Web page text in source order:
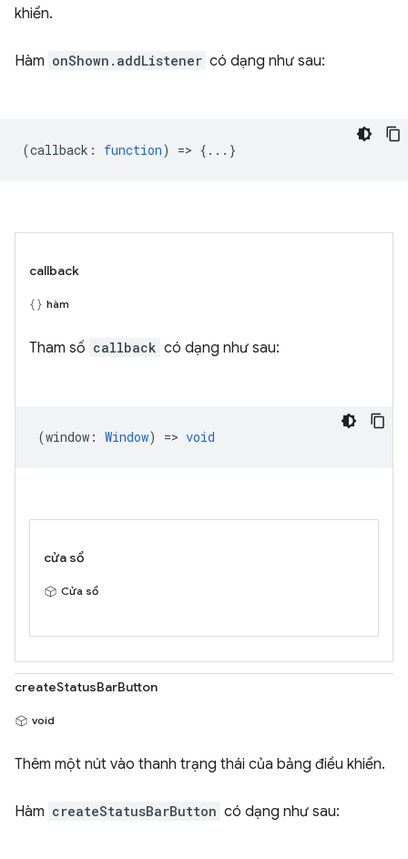
khiển.
Hàm onShown.addListener có dạng như sau:
(callback : function) => {...}
callback
hàm
Tham số callback có dạng như sau:
(window : Window) => void
cửa sổ
Cửa sổ
createStatusBarButton
void
Thêm một nút vào thanh trạng thái của bảng điều khiển.
Hàm createStatusBarButton có dạng như sau: